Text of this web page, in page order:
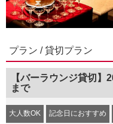
プラン / 貸切プラン
【バーラウンジ貸切
まで
大人数OK 記念日におすすめ